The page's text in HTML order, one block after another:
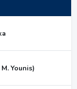
Younis)